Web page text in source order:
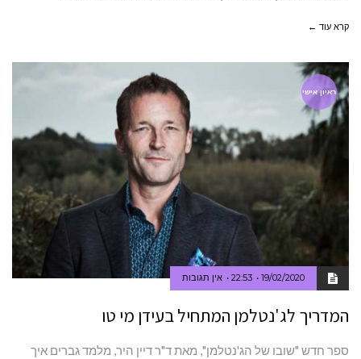
קרא עוד ←
ראיון אישי
19/02/2020
22:53 אין תגובות
המדריך לג'נטלמן המתחיל בעידן מי טו
ספר חדש "שובו של הג'נטלמן", מאת ד"ר דיין היר, מלמד גברים איך